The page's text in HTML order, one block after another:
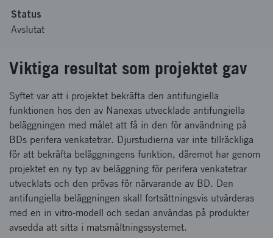
Status
Avslutat
Viktiga resultat som projektet gav
Syftet var att i projektet bekräfta den antifungiella
funktionen hos den av Nanexas utvecklade antifungiella
beläggningen med målet att få in den för användning på
BDs perifera venkatetrar. Djurstudierna var inte tillräckliga
för att bekräfta beläggningens funktion, däremot har genom
projektet en ny typ av beläggning för perifera venkatetrar
utvecklats och den prövas för närvarande av BD. Den
antifungiella beläggningen skall fortsättningsvis utvärderas
med en in vitro-modell och sedan användas på produkter
avsedda att sitta i matsmältningssystemet.